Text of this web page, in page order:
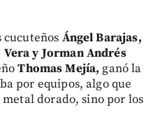
Ángel Barajas,
y Jorman Andrés
Thomas Mejía, ganó la
por equipos, algo que
dorado, sino por los